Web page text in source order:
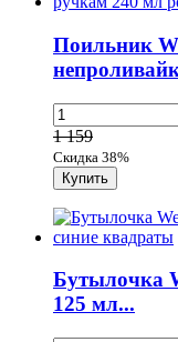
Поильник
1 159
Скидка 38%
Бутылочка
125 мл...